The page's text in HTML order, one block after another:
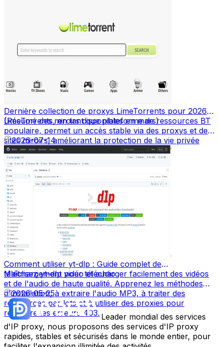
Dernière collection de proxys LimeTorrents pour 2026
(Résumé des miroirs disponibles en mars)
LimeTorrents, en tant que plateforme de ressources BT
populaire, permet un accès stable via des proxys et des
sites miroirs, améliorant la protection de la vie privée
tout en contournant les restrictions.
2026-07-14
Comment utiliser yt-dlp : Guide complet de
téléchargement vidéo et audio
Maîtrisez yt-dlp pour télécharger facilement des vidéos
et de l'audio de haute qualité. Apprenez les méthodes
d'installation, à extraire l'audio MP3, à traiter des
ressources par lots et à utiliser des proxies pour
résoudre les erreurs 403.
2026-05-25
Leader mondial des services
d'IP proxy, nous proposons des services d'IP proxy
rapides, stables et sécurisés dans le monde entier, pour